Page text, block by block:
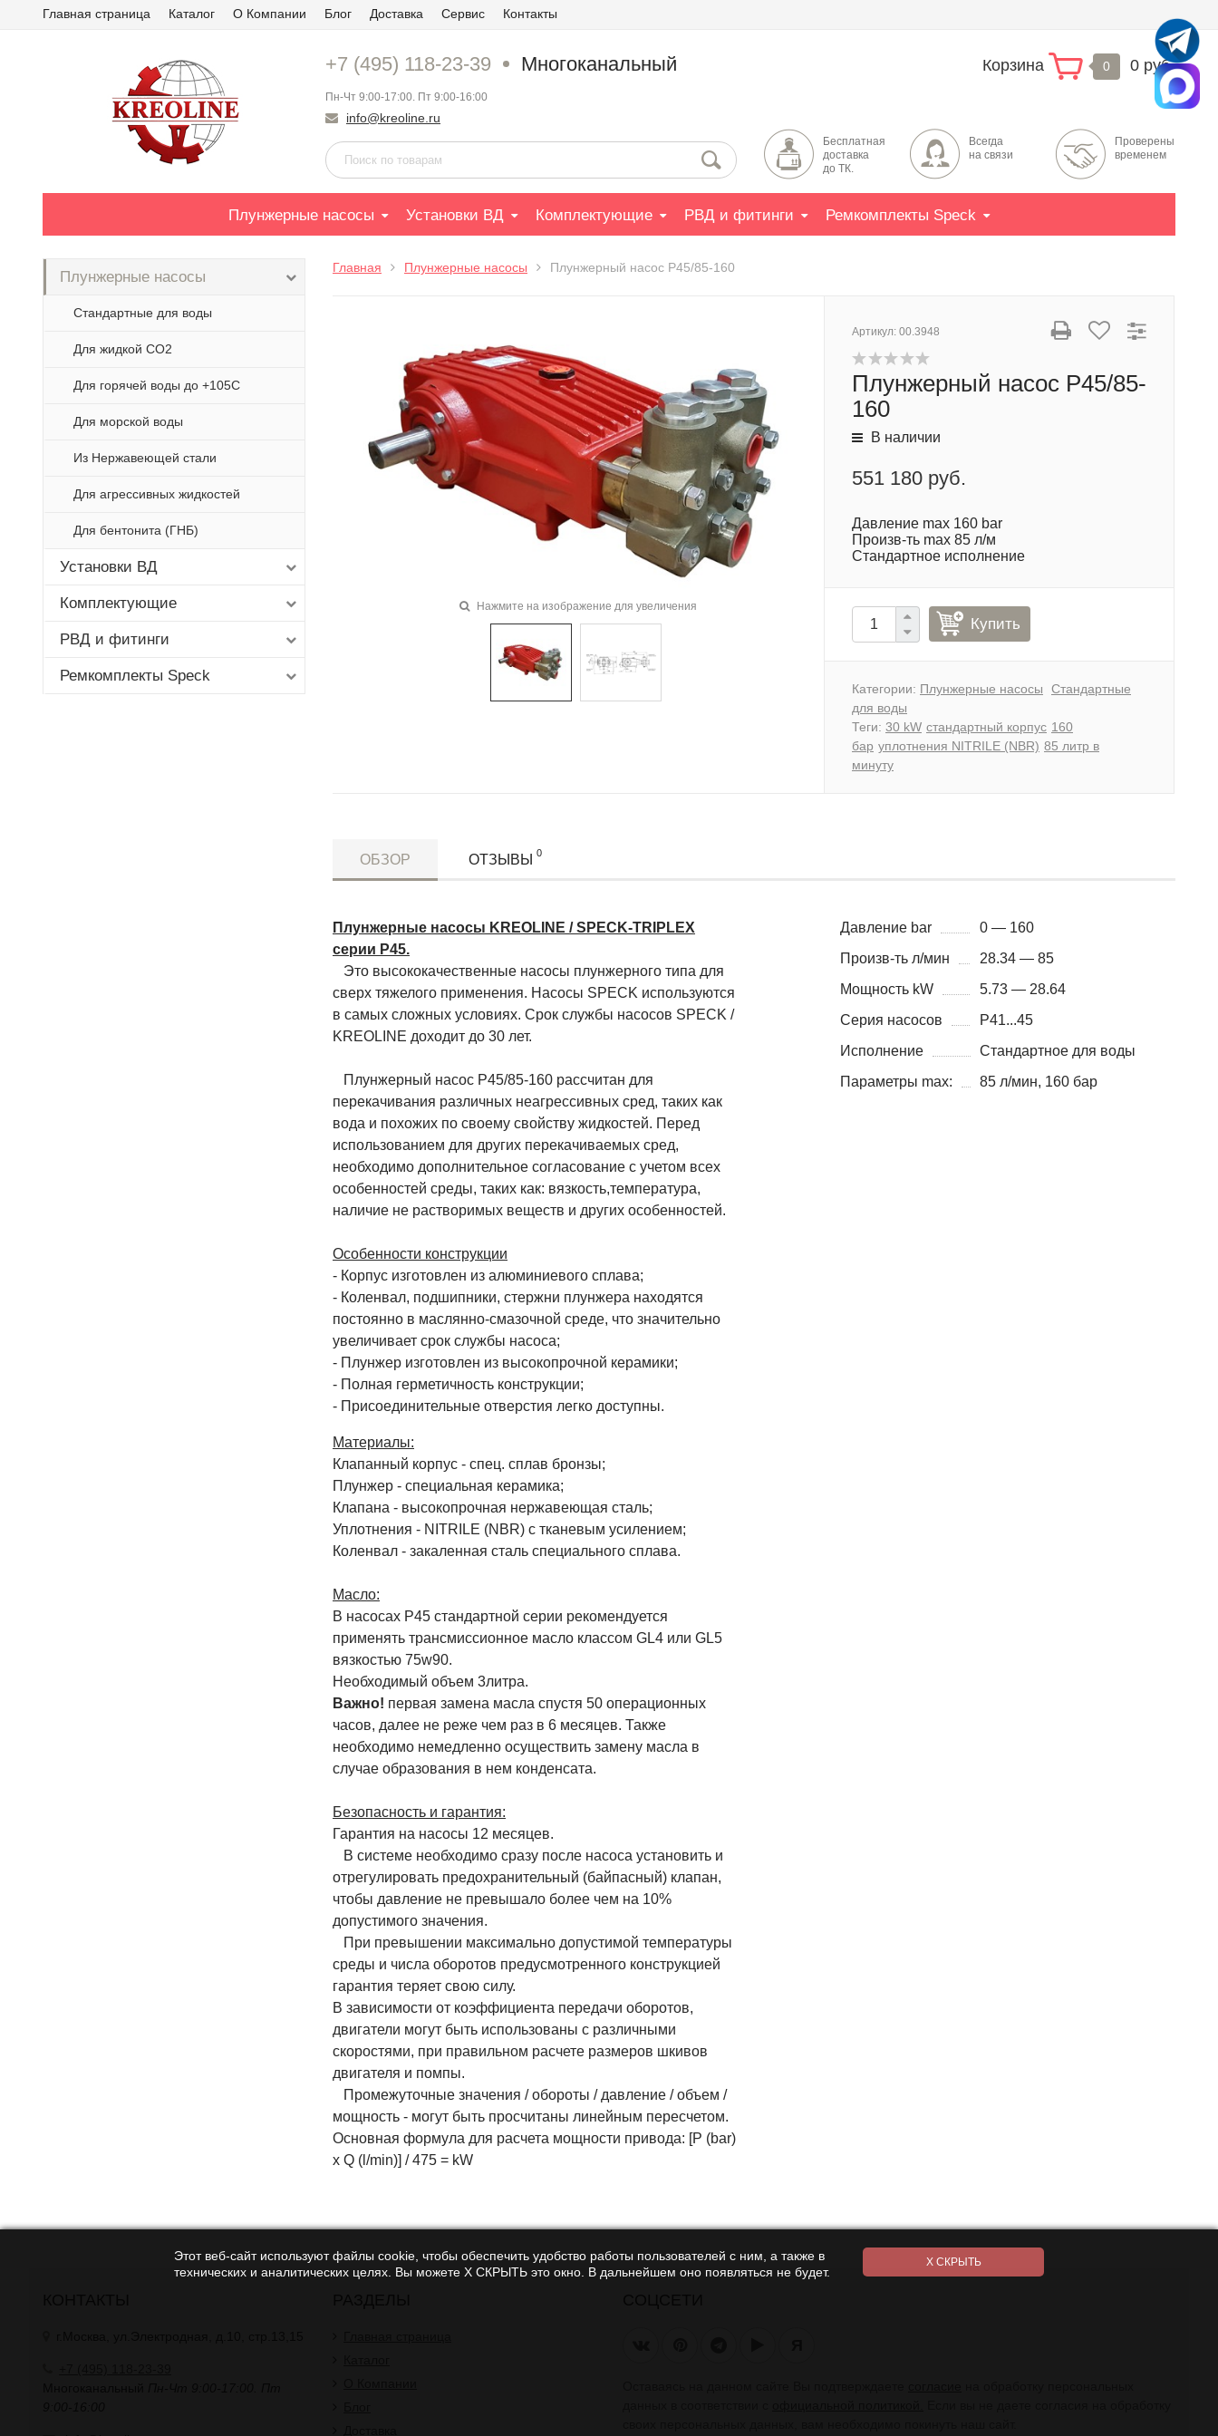
Главная страница Каталог О Компании Блог Доставка Сервис Контакты
+7 (495) 118-23-39 Многоканальный
Пн-Чт 9:00-17:00. Пт 9:00-16:00
info@kreoline.ru
Корзина 0 0 руб.
Бесплатная
доставка
до ТК.
Всегда
на связи
Проверены
временем
Плунжерные насосы Установки ВД Комплектующие РВД и фитинги Ремкомплекты Speck
Плунжерные насосы
Стандартные для воды
Для жидкой СО2
Для горячей воды до +105С
Для морской воды
Из Нержавеющей стали
Для агрессивных жидкостей
Для бентонита (ГНБ)
Установки ВД
Комплектующие
РВД и фитинги
Ремкомплекты Speck
Главная Плунжерные насосы Плунжерный насос P45/85-160
Нажмите на изображение для увеличения
Артикул: 00.3948
Плунжерный насос P45/85-
160
В наличии
551 180 руб.
Давление max 160 bar
Произв-ть max 85 л/м
Стандартное исполнение
Купить
Категории: Плунжерные насосы
Стандартные
для воды
Теги: 30 kW стандартный корпус 160
бар уплотнения NITRILE (NBR) 85 литр в
минуту
ОБЗОР ОТЗЫВЫ 0
Плунжерные насосы KREOLINE / SPECK-TRIPLEX
серии P45.
Это высококачественные насосы плунжерного типа для
сверх тяжелого применения. Насосы SPECK используются
в самых сложных условиях. Срок службы насосов SPECK /
KREOLINE доходит до 30 лет.
Плунжерный насос P45/85-160 рассчитан для
перекачивания различных неагрессивных сред, таких как
вода и похожих по своему свойству жидкостей. Перед
использованием для других перекачиваемых сред,
необходимо дополнительное согласование с учетом всех
особенностей среды, таких как: вязкость,температура,
наличие не растворимых веществ и других особенностей.
Особенности конструкции
- Корпус изготовлен из алюминиевого сплава;
- Коленвал, подшипники, стержни плунжера находятся
постоянно в маслянно-смазочной среде, что значительно
увеличивает срок службы насоса;
- Плунжер изготовлен из высокопрочной керамики;
- Полная герметичность конструкции;
- Присоединительные отверстия легко доступны.
Материалы:
Клапанный корпус - спец. cплав бронзы;
Плунжер - специальная керамика;
Клапана - высокопрочная нержавеющая сталь;
Уплотнения - NITRILE (NBR) с тканевым усилением;
Коленвал - закаленная сталь специального сплава.
Масло:
В насосах P45 стандартной серии рекомендуется
применять трансмиссионное масло классом GL4 или GL5
вязкостью 75w90.
Необходимый объем 3литра.
Важно! первая замена масла спустя 50 операционных
часов, далее не реже чем раз в 6 месяцев. Также
необходимо немедленно осуществить замену масла в
случае образования в нем конденсата.
Безопасность и гарантия:
Гарантия на насосы 12 месяцев.
В системе необходимо сразу после насоса установить и
отрегулировать предохранительный (байпасный) клапан,
чтобы давление не превышало более чем на 10%
допустимого значения.
При превышении максимально допустимой температуры
среды и числа оборотов предусмотренного конструкцией
гарантия теряет свою силу.
В зависимости от коэффициента передачи оборотов,
двигатели могут быть использованы с различными
скоростями, при правильном расчете размеров шкивов
двигателя и помпы.
Промежуточные значения / обороты / давление / объем /
мощность - могут быть просчитаны линейным пересчетом.
Основная формула для расчета мощности привода: [P (bar)
x Q (l/min)] / 475 = kW
Давление bar
0 — 160
Произв-ть л/мин
28.34 — 85
Мощность kW
5.73 — 28.64
Серия насосов
P41...45
Исполнение
Стандартное для воды
Параметры max:
85 л/мин, 160 бар
Этот веб-сайт используют файлы cookie, чтобы обеспечить удобство работы пользователей с ним, а также в
технических и аналитических целях. Вы можете Х СКРЫТЬ это окно. В дальнейшем оно появляться не будет.